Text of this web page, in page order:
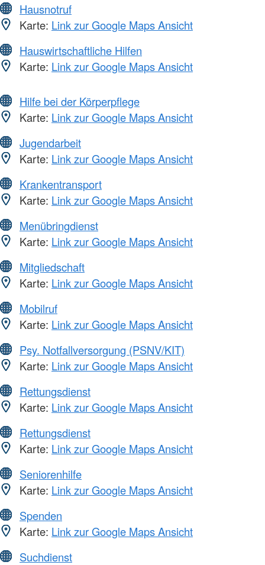
Hausnotruf
Karte: Link zur Google Maps Ansicht
Hauswirtschaftliche Hilfen
Karte: Link zur Google Maps Ansicht
Hilfe bei der Körperpflege
Karte: Link zur Google Maps Ansicht
Jugendarbeit
Karte: Link zur Google Maps Ansicht
Krankentransport
Karte: Link zur Google Maps Ansicht
Menübringdienst
Karte: Link zur Google Maps Ansicht
Mitgliedschaft
Karte: Link zur Google Maps Ansicht
Mobilruf
Karte: Link zur Google Maps Ansicht
Psy. Notfallversorgung (PSNV/KIT)
Karte: Link zur Google Maps Ansicht
Rettungsdienst
Karte: Link zur Google Maps Ansicht
Rettungsdienst
Karte: Link zur Google Maps Ansicht
Seniorenhilfe
Karte: Link zur Google Maps Ansicht
Spenden
Karte: Link zur Google Maps Ansicht
Suchdienst